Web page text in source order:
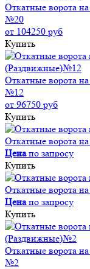
Откатные ворота
№20
от 104250 руб
Купить
Откатные ворота
№12
от 96750 руб
Купить
Откатные ворота
Ценапо запросу
Купить
Откатные ворота
Ценапо запросу
Купить
Откатные ворота
№2